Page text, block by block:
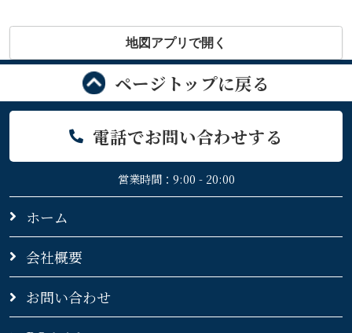
地図アプリで開く
ページトップに戻る
電話でお問い合わせする
営業時間：9:00 - 20:00
ホーム
会社概要
お問い合わせ